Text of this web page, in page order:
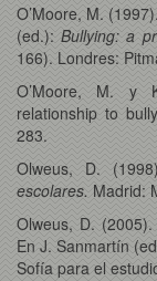
O’Moore, M.
(ed.):Bullying: a
166). Londres:
O’Moore, M. y
relationship to
283.
Olweus, D.
escolares. Madrid:
Olweus, D.
En J. Sanmartín
Sofía para el